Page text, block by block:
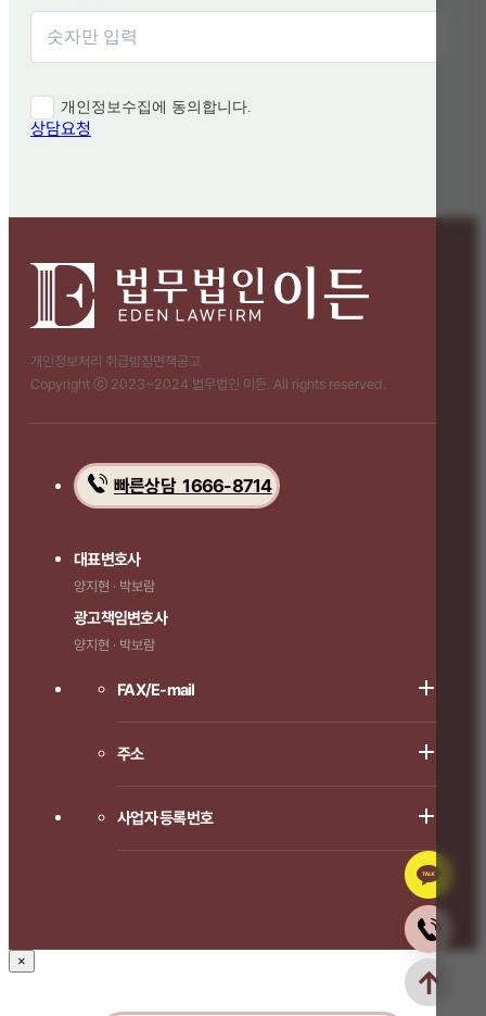
개인정보수집에 동의합니다.
상담요청
개인정보처리 취급방침 면책공고
Copyright ⓒ 2023~2024 법무법인 이든. All rights reserved.
빠른상담 1666-8714
대표변호사
양지현 · 박보람
광고책임변호사
양지현 · 박보람
FAX/E-mail
주소
사업자 등록번호
×